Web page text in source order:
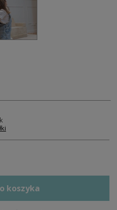
koszyka